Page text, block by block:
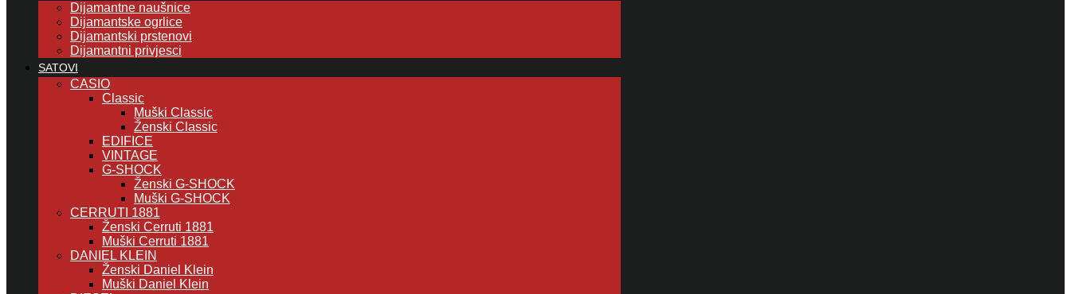
Dijamantne naušnice
Dijamantske ogrlice
Dijamantski prstenovi
Dijamantni privjesci
SATOVI
CASIO
Classic
Muški Classic
Ženski Classic
EDIFICE
VINTAGE
G-SHOCK
Ženski G-SHOCK
Muški G-SHOCK
CERRUTI 1881
Ženski Cerruti 1881
Muški Cerruti 1881
DANIEL KLEIN
Ženski Daniel Klein
Muški Daniel Klein